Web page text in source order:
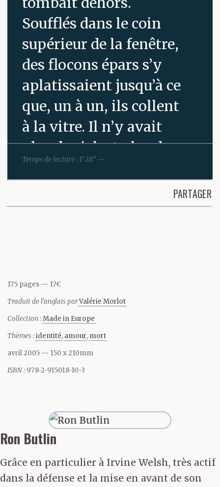
Soufflés dans le coin
supérieur de la fenêtre,
des flocons épars s’y
aplatissaient jusqu’à ce
que, un à un, ils collent
à la vitre. Il n’y avait
plus de ciel, et plus de
village. Le jardin lui-
bientôt.
seulement jusqu’au
champ de Robson. Puis
les quelques mètres
jusqu’au début de la
route basse, tâtant le
l’aide de Margaret.
Quand il était enfant,
l’univers grandissait
chaque jour davantage.
Temps de lecture : 1’ 28” —
PARTAGER
175 pages 17€
Traduit de l’anglais parValérie Morlot
Collection :Made in Europe
Thèmes :identité amour mort
avril 2005 — 150 x 210mm
ISBN : 978-2-915018-10-3
Ron Butlin
Grâce en particulier à Irvine Welsh, très actif
dans la défense et la mise en avant de son